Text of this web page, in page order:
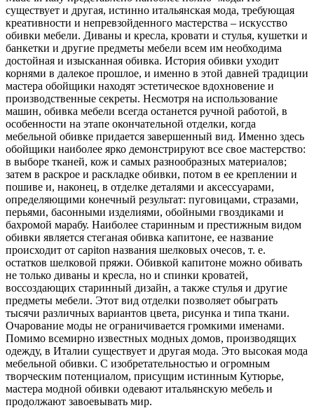
существует и другая, истинно итальянская мода, требующая
креативности и непревзойденного мастерства – искусство
обивки мебели. Диваны и кресла, кровати и стулья, кушетки и
банкетки и другие предметы мебели всем им необходима
достойная и изысканная обивка. История обивки уходит
корнями в далекое прошлое, и именно в этой давней традиции
мастера обойщики находят эстетическое вдохновение и
производственные секреты. Несмотря на использование
машин, обивка мебели всегда останется ручной работой, в
особенности на этапе окончательной отделки, когда
мебельной обивке придается завершенный вид. Именно здесь
обойщики наиболее ярко демонстрируют все свое мастерство:
в выборе тканей, кож и самых разнообразных материалов;
затем в раскрое и раскладке обивки, потом в ее креплении и
пошиве и, наконец, в отделке деталями и аксессуарами,
определяющими конечный результат: пуговицами, стразами,
перьями, басонными изделиями, обойными гвоздиками и
бахромой марабу. Наиболее старинным и престижным видом
обивки является стеганая обивка капитоне, ее название
происходит от capiton названия шелковых очесов, т. е.
остатков шелковой пряжи. Обивкой капитоне можно обивать
не только диваны и кресла, но и спинки кроватей,
воссоздающих старинный дизайн, а также стулья и другие
предметы мебели. Этот вид отделки позволяет обыграть
тысячи различных вариантов цвета, рисунка и типа ткани.
Очарование моды не ограничивается громкими именами.
Помимо всемирно известных модных домов, производящих
одежду, в Италии существует и другая мода. Это высокая мода
мебельной обивки. С изобретательностью и огромным
творческим потенциалом, присущим истинным Кутюрье,
мастера модной обивки одевают итальянскую мебель и
продолжают завоевывать мир.